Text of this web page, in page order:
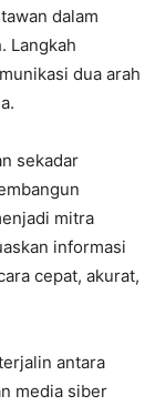
dalam
Langkah
dua arah
sekadar
mitra
informasi
cepat, akurat,
antara
media siber